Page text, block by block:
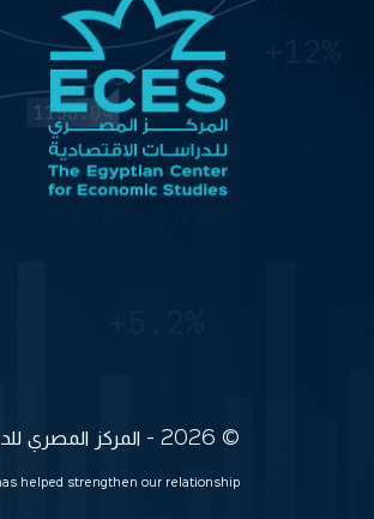
© 2026 - المركز المصري للدراسات الاقتصادية (ECES) جميع الحقوق محفوظة
helped strengthen our relationship.